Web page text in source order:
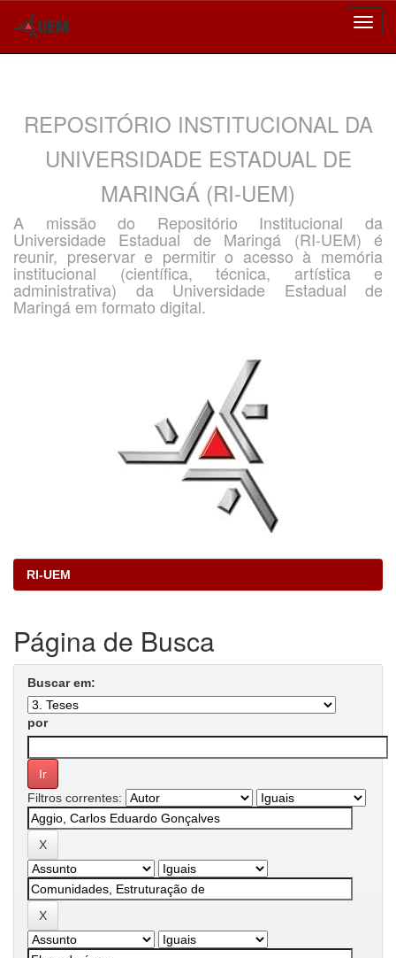
REPOSITÓRIO INSTITUCIONAL DA
UNIVERSIDADE ESTADUAL DE
MARINGÁ (RI-UEM)
A missão do Repositório Institucional da
Universidade Estadual de Maringá (RI-UEM) é
reunir, preservar e permitir o acesso à memória
institucional (científica, técnica, artística e
administrativa) da Universidade Estadual de
Maringá em formato digital.
RI-UEM
Página de Busca
Buscar em:
por
Filtros correntes: